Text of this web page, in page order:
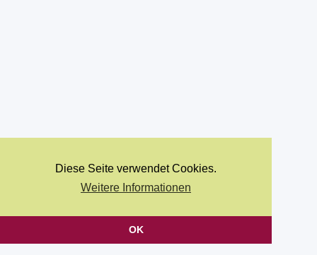
Diese Seite verwendet Cookies.
Weitere Informationen
OK